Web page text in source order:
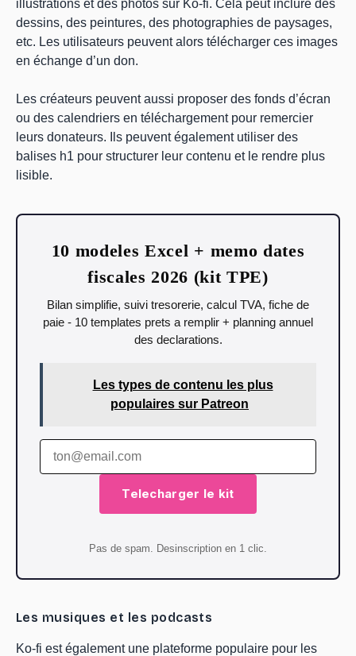
illustrations et des photos sur Ko-fi. Cela peut inclure des
dessins, des peintures, des photographies de paysages,
etc. Les utilisateurs peuvent alors télécharger ces images
en échange d’un don.
Les créateurs peuvent aussi proposer des fonds d’écran
ou des calendriers en téléchargement pour remercier
leurs donateurs. Ils peuvent également utiliser des
balises h1 pour structurer leur contenu et le rendre plus
lisible.
10 modeles Excel + memo dates
fiscales 2026 (kit TPE)
Bilan simplifie, suivi tresorerie, calcul TVA, fiche de
paie - 10 templates prets a remplir + planning annuel
des declarations.
Les types de contenu les plus
populaires sur Patreon
Telecharger le kit
Pas de spam. Desinscription en 1 clic.
Les musiques et les podcasts
Ko-fi est également une plateforme populaire pour les